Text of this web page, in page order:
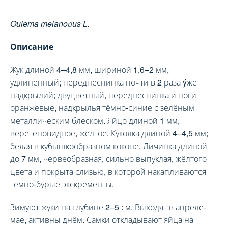
Oulema melanoрus L.
Описание
Жук длиной 4–4,8 мм, шириной 1,6–2 мм,
удлинённый; переднеспинка почти в 2 раза ýже
надкрылий; двуцветный, переднеспинка и ноги
оранжевые, надкрылья тёмно-синие с зелёным
металлическим блеском. Яйцо длиной 1 мм,
веретеновидное, жёлтое. Куколка длиной 4–4,5 мм;
белая в кубышкообразном коконе. Личинка длиной
до 7 мм, червеобразная, сильно выпуклая, жёлтого
цвета и покрыта слизью, в которой накапливаются
тёмно-бурые экскременты.
Зимуют жуки на глубине 2–5 см. Выходят в апреле-
мае, активны днём. Самки откладывают яйца на